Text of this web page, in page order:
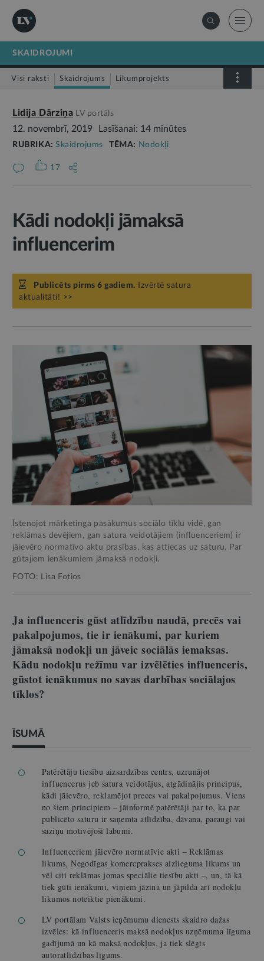
SKAIDROJUMI
Visi raksti Skaidrojums Likumprojekts
Lidija Dārziņa LV portāls
12. novembrī, 2019 Lasīšanai: 14 minūtes
RUBRIKA:Skaidrojums TĒMA: Nodokļi
17
Kādi nodokļi jāmaksā
influencerim
Publicēts pirms 6 gadiem. Izvērtē satura
aktualitāti! >>
Īstenojot mārketinga pasākumus sociālo tīklu vidē, gan
reklāmas devējiem, gan satura veidotājiem (influenceriem) ir
jāievēro normatīvo aktu prasības, kas attiecas uz saturu. Par
gūtajiem ienākumiem jāmaksā nodokļi.
FOTO: Lisa Fotios
Ja influenceris gūst atlīdzību naudā, precēs vai
pakalpojumos, tie ir ienākumi, par kuriem
jāmaksā nodokļi un jāveic sociālās iemaksas.
Kādu nodokļu režīmu var izvēlēties influenceris,
gūstot ienākumus no savas darbības sociālajos
tīklos?
ĪSUMĀ
Patērētāju tiesību aizsardzības centrs, uzrunājot
influencerus jeb satura veidotājus, atgādinājis principus,
kādi jāievēro, reklamējot preces vai pakalpojumus. Viens
no šiem principiem – jāinformē patērētāji par to, ka par
publicēto saturu ir saņemta atlīdzība, dāvana, paraugi vai
saziņu motivējoši labumi.
Influenceriem jāievēro normatīvie akti – Reklāmas
likums, Negodīgas komercprakses aizlieguma likums un
vēl citi reklāmas jomas speciālie tiesību akti –, un, tā kā
tiek gūti ienākumi, viņiem jāzina un jāpilda arī nodokļu
likumos noteiktie pienākumi.
LV portālam Valsts ieņēmumu dienests skaidro dažas
izvēles: kā influenceris maksā nodokļus uzņēmuma līguma
gadījumā un kā maksā nodokļus, ja tiek slēgts
autoratlīdzības līgums.